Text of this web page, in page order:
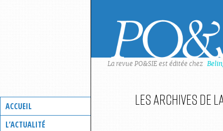
ACCUEIL
L’ACTUALITÉ
La revue PO&SIE est éditée chez
Les archives de